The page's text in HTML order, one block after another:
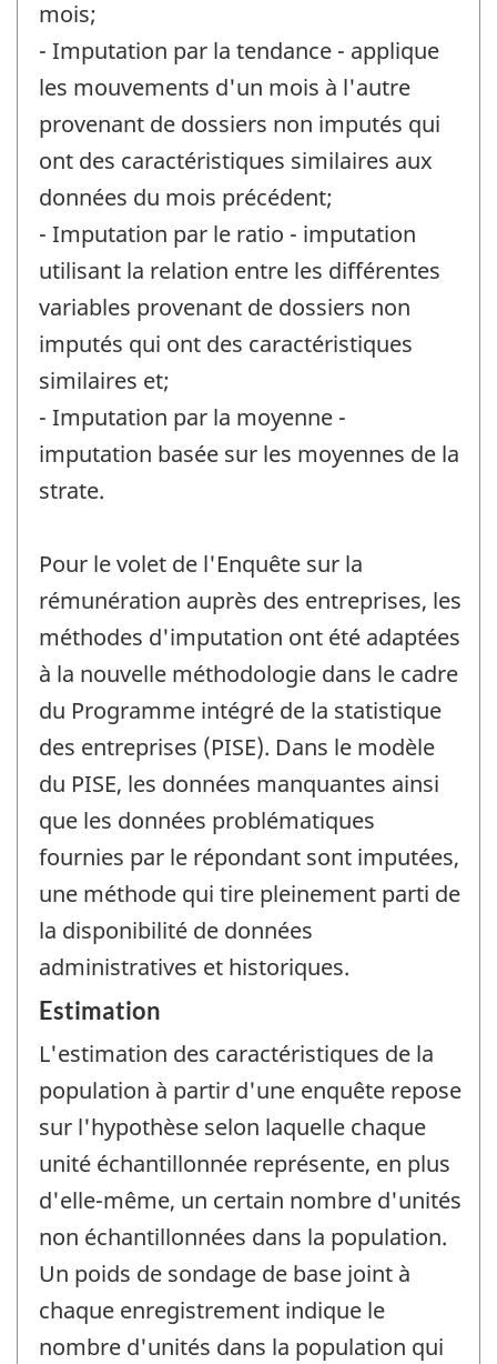
mois;
- Imputation par la tendance - applique
les mouvements d'un mois à l'autre
provenant de dossiers non imputés qui
ont des caractéristiques similaires aux
données du mois précédent;
- Imputation par le ratio - imputation
utilisant la relation entre les différentes
variables provenant de dossiers non
imputés qui ont des caractéristiques
similaires et;
- Imputation par la moyenne -
imputation basée sur les moyennes de la
strate.
Pour le volet de l'Enquête sur la
rémunération auprès des entreprises, les
méthodes d'imputation ont été adaptées
à la nouvelle méthodologie dans le cadre
du Programme intégré de la statistique
des entreprises (PISE). Dans le modèle
du PISE, les données manquantes ainsi
que les données problématiques
fournies par le répondant sont imputées,
une méthode qui tire pleinement parti de
la disponibilité de données
administratives et historiques.
Estimation
L'estimation des caractéristiques de la
population à partir d'une enquête repose
sur l'hypothèse selon laquelle chaque
unité échantillonnée représente, en plus
d'elle-même, un certain nombre d'unités
non échantillonnées dans la population.
Un poids de sondage de base joint à
chaque enregistrement indique le
nombre d'unités dans la population qui